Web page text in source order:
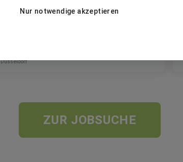
Düsseldorf
ZUR JOBSUCHE
Nur notwendige akzeptieren